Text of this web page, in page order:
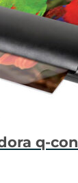
q-